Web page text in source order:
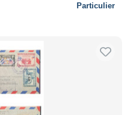
Particulier